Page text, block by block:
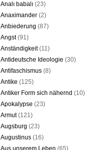
Analı babalı (23)
Anaximander (2)
Anbiederung (87)
Angst(91)
Anständigkeit(11)
Antideutsche Ideologie (30)
Antifaschismus (8)
Antike (125)
Antiker Form sich nähernd (10)
Apokalypse (23)
Armut(121)
Augsburg (23)
Augustinus (16)
Aus unserem Leben (65)